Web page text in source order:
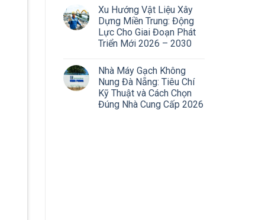
Xu Hướng Vật Liệu Xây
Dựng Miền Trung: Động
Lực Cho Giai Đoạn Phát
Triển Mới 2026 – 2030
Nhà Máy Gạch Không
Nung Đà Nẵng: Tiêu Chí
Kỹ Thuật và Cách Chọn
Đúng Nhà Cung Cấp 2026